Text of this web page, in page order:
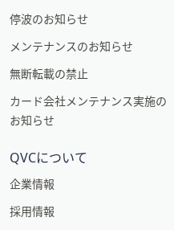
停波のお知らせ
メンテナンスのお知らせ
無断転載の禁止
カード会社メンテナンス実施の
お知らせ
QVCについて
企業情報
採用情報